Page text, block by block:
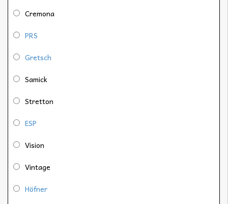
Cremona
PRS
Gretsch
Samick
Stretton
ESP
Vision
Vintage
Höfner